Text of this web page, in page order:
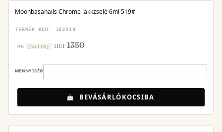
Moonbasanails Chrome lakkzselé 6ml 519#
TERMÉK KÓD: 103519
ÁR [NETTO] HUF1350
MENNYISÉG
BEVÁSÁRLÓKOCSIBA